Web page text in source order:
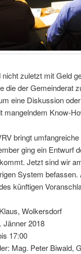
nicht zuletzt mit Geld
die der Gemeinderat
eine Diskussion
mangelndem Know-
bringt
ging ein Entwurf
Jetzt sind wir
System
künftigen
Wolkersdorf
Jänner 2018
17:00
Mag. Peter Biwald,